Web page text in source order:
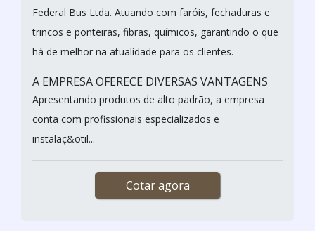
Federal Bus Ltda. Atuando com faróis, fechaduras e
trincos e ponteiras, fibras, químicos, garantindo o que
há de melhor na atualidade para os clientes.
A EMPRESA OFERECE DIVERSAS VANTAGENS
Apresentando produtos de alto padrão, a empresa
conta com profissionais especializados e
instalaç&otil...
Cotar agora